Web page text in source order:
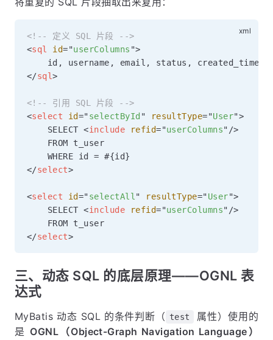
<!-- 定义 SQL 片段 -->
<sql id="userColumns ">
</sql>
<!-- 引用 SQL 片段 -->
<select id="selectById " resultType="User">
    SELECT
<include refid="userColumns"/>
    FROM t_user
</select>
<select id="selectAll" resultType="User">
    SELECT
<include refid="userColumns"/>
</select>
三、动态 SQL 的底层原理——OGNL 表
达式
MyBatis 动态 SQL 的条件判断（ test
属性）使用的
是 OGNL（Object-Graph Navigation Language）